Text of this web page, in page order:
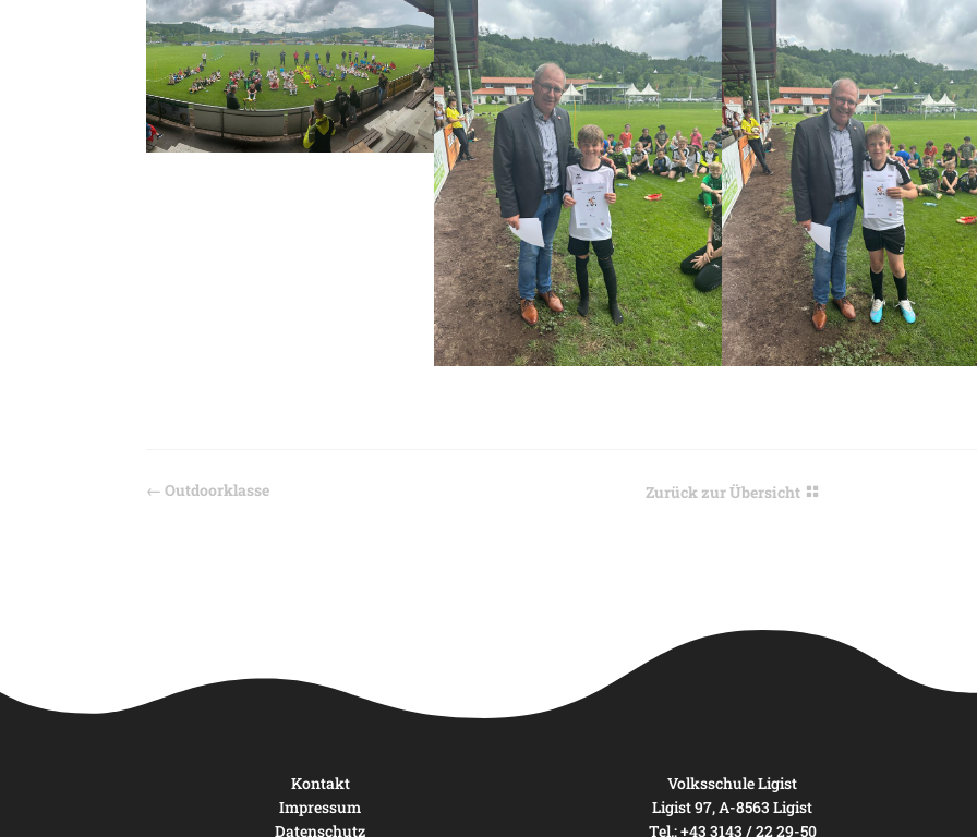
←Outdoorklasse Zurück zur Übersicht
Kontakt
Impressum
Datenschutz
Volksschule Ligist
Ligist 97, A-8563 Ligist
Tel.: +43 3143 / 22 29-50